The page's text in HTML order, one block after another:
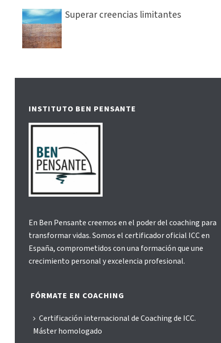
Superar creencias limitantes
INSTITUTO BEN PENSANTE
En Ben Pensante creemos en el poder del coaching para
transformar vidas. Somos el certificador oficial ICC en
España, comprometidos con una formación que une
crecimiento personal y excelencia profesional.
FÓRMATE EN COACHING
Certificación internacional de Coaching de ICC.
Máster homologado